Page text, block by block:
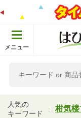
メニュー
人気の
キーワード
柑気